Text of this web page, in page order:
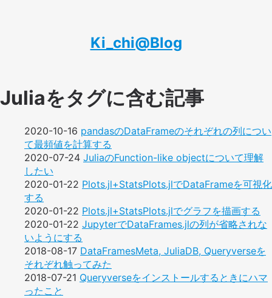
Ki_chi@Blog
Juliaをタグに含む記事
2020-10-16 pandasのDataFrameのそれぞれの列につい
て最頻値を計算する
2020-07-24 JuliaのFunction-like objectについて理解
したい
2020-01-22 Plots.jl+StatsPlots.jlでDataFrameを可視化
する
2020-01-22 Plots.jl+StatsPlots.jlでグラフを描画する
2020-01-22 JupyterでDataFrames.jlの列が省略されな
いようにする
2018-08-17 DataFramesMeta, JuliaDB, Queryverseを
それぞれ触ってみた
2018-07-21 Queryverseをインストールするときにハマ
ったこと